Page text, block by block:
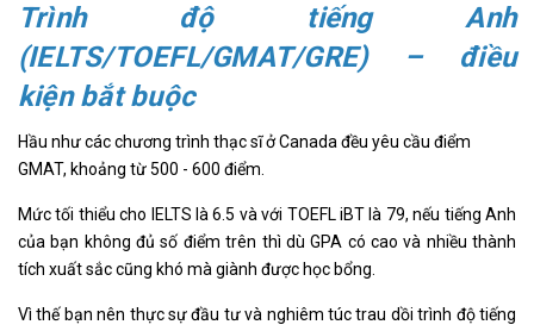
Trình độ tiếng Anh
(IELTS/TOEFL/GMAT/GRE) – điều
kiện bắt buộc
Hầu như các chương trình thạc sĩ ở Canada đều yêu cầu điểm
GMAT, khoảng từ 500 - 600 điểm.
Mức tối thiểu cho IELTS là 6.5 và với TOEFL iBT là 79, nếu tiếng Anh
của bạn không đủ số điểm trên thì dù GPA có cao và nhiều thành
tích xuất sắc cũng khó mà giành được học bổng.
Vì thế bạn nên thực sự đầu tư và nghiêm túc trau dồi trình độ tiếng